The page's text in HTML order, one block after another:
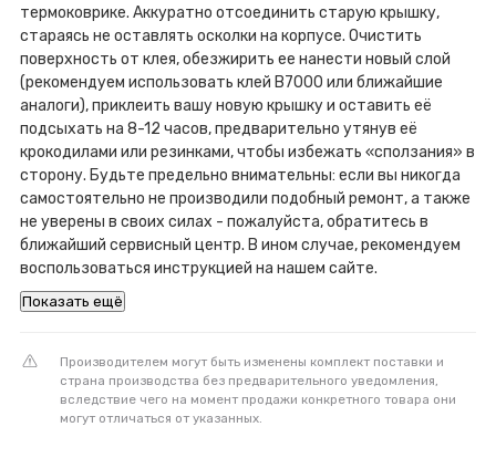
термоковрике. Аккуратно отсоединить старую крышку,
стараясь не оставлять осколки на корпусе. Очистить
поверхность от клея, обезжирить ее нанести новый слой
(рекомендуем использовать клей B7000 или ближайшие
аналоги), приклеить вашу новую крышку и оставить её
подсыхать на 8-12 часов, предварительно утянув её
крокодилами или резинками, чтобы избежать «сползания» в
сторону. Будьте предельно внимательны: если вы никогда
самостоятельно не производили подобный ремонт, а также
не уверены в своих силах - пожалуйста, обратитесь в
ближайший сервисный центр. В ином случае, рекомендуем
воспользоваться инструкцией на нашем сайте.
Показать ещё
Производителем могут быть изменены комплект поставки и
страна производства без предварительного уведомления,
вследствие чего на момент продажи конкретного товара они
могут отличаться от указанных.